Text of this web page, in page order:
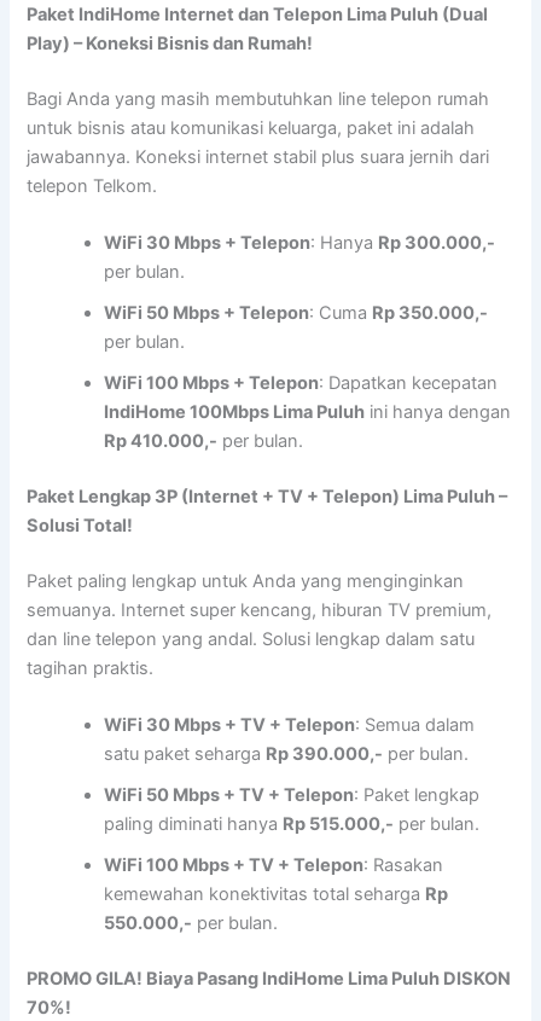
Paket IndiHome Internet dan Telepon Lima Puluh (Dual
Play) – Koneksi Bisnis dan Rumah!
Bagi Anda yang masih membutuhkan line telepon rumah
untuk bisnis atau komunikasi keluarga, paket ini adalah
jawabannya. Koneksi internet stabil plus suara jernih dari
telepon Telkom.
WiFi 30 Mbps + Telepon: Hanya Rp 300.000,-
per bulan.
WiFi 50 Mbps + Telepon: Cuma Rp 350.000,-
per bulan.
WiFi 100 Mbps + Telepon: Dapatkan kecepatan
IndiHome 100Mbps Lima Puluh ini hanya dengan
Rp 410.000,- per bulan.
Paket Lengkap 3P (Internet + TV + Telepon) Lima Puluh –
Solusi Total!
Paket paling lengkap untuk Anda yang menginginkan
semuanya. Internet super kencang, hiburan TV premium,
dan line telepon yang andal. Solusi lengkap dalam satu
tagihan praktis.
WiFi 30 Mbps + TV + Telepon: Semua dalam
satu paket seharga Rp 390.000,- per bulan.
WiFi 50 Mbps + TV + Telepon: Paket lengkap
paling diminati hanya Rp 515.000,- per bulan.
WiFi 100 Mbps + TV + Telepon: Rasakan
kemewahan konektivitas total seharga Rp
550.000,- per bulan.
PROMO GILA! Biaya Pasang IndiHome Lima Puluh DISKON
70%!